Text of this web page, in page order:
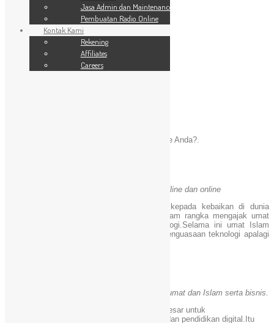
SSL Website
Jasa Admin dan Maintenance
Pembuatan Radio Online
Kontak Kami24 Jam
Rekening
Affiliates
Careers
Mengapa memilih WebDaici.com untuk website Anda?.
Da’i yang berpengalaman dalam berdakwah offline dan online
Dimulai dari aktivitas dalam dan menyeru kepada kebaikan di dunia
nyata,kini kami beranjak ke dunia maya dalam rangka mengajak umat
Islam pada umumnya agar melek IT/teknologi.Selama ini umat Islam
Indonesia sudah terlalu jauh tertinggal dari penguasaan teknologi apalagi
Mengajak mengoptimalkan dunia maya untuk umat dan Islam serta bisnis.
Dunia internet menyimpan sejumlah peluang besar untuk
dakwah,menampilkan bisnis,memberi arahan dan pendidikan digital.Itu
Jasa Admin dan Maintenance
Pembuatan Radio Online
Kontak Kami
Rekening
Affiliates
Careers